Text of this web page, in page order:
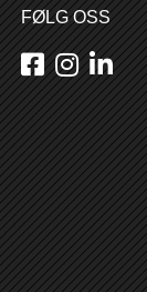
FØLG OSS